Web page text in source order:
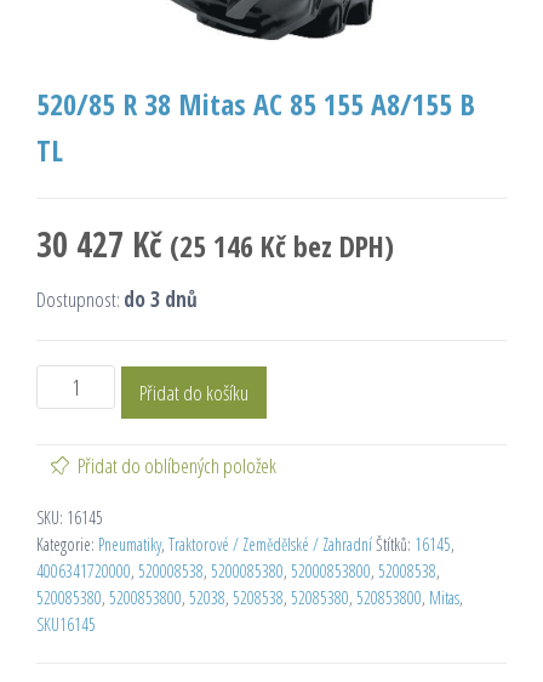
520/85 R 38 Mitas AC 85 155 A8/155 B
TL
30 427 Kč (25 146 Kč bez DPH)
Dostupnost: do 3 dnů
Přidat do košíku
Přidat do oblíbených položek
SKU: 16145
Kategorie: Pneumatiky, Traktorové / Zemědělské / ZahradníŠtítků: 16145,
4006341720000, 520008538, 5200085380, 52000853800, 52008538,
520085380, 5200853800, 52038, 5208538, 52085380, 520853800, Mitas,
SKU16145